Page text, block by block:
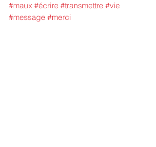
#maux #écrire #transmettre #vie
#message #merci